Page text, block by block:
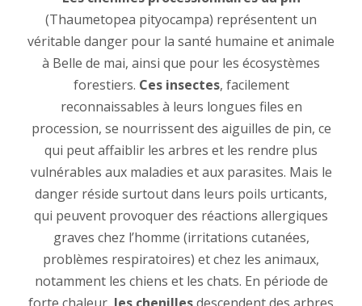
(Thaumetopea pityocampa) représentent un
véritable danger pour la santé humaine et animale
à Belle de mai, ainsi que pour les écosystèmes
forestiers. Ces insectes, facilement
reconnaissables à leurs longues files en
procession, se nourrissent des aiguilles de pin, ce
qui peut affaiblir les arbres et les rendre plus
vulnérables aux maladies et aux parasites. Mais le
danger réside surtout dans leurs poils urticants,
qui peuvent provoquer des réactions allergiques
graves chez l’homme (irritations cutanées,
problèmes respiratoires) et chez les animaux,
notamment les chiens et les chats. En période de